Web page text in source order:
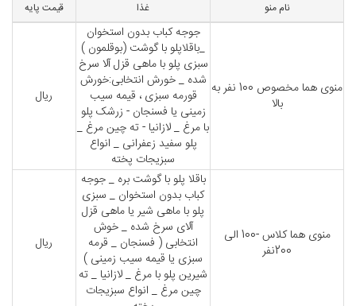
نام منو غذا قیمت پایه
منوی هما مخصوص 100 نفر به
بالا
جوجه کباب بدون استخوان
_باقلاپلو با گوشت (بوقلمون )
سبزی پلو با ماهی قزل آلا سرخ
شده _ خورش انتخابی:خورش
قورمه سبزی ، قیمه سیب
زمینی یا فسنجان - زرشک پلو
با مرغ _ لازانیا - ته چین مرغ _
پلو سفید زعفرانی _ انواع
سبزیجات پخته
ریال
منوی هما کلاس -100 الی
200نفر
باقلا پلو با گوشت بره _ جوجه
کباب بدون استخوان _ سبزی
پلو با ماهی شیر یا ماهی قزل
آلای سرخ شده _ خوش
انتخابی ( فسنجان _ قرمه
سبزی یا قیمه سیب زمینی )
شیرین پلو با مرغ _ لازانیا _ ته
چین مرغ _ انواع سبزیجات
ریال